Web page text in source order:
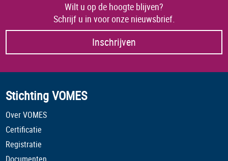
Wilt u op de hoogte blijven?
Schrijf u in voor onze nieuwsbrief.
Inschrijven
Stichting VOMES
Over VOMES
Certificatie
Registratie